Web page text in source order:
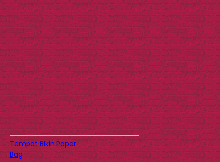
Tempat Bikin Paper
Bag